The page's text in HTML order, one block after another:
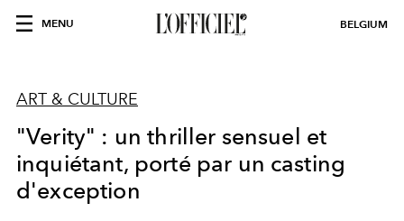
MENU BELGIUM
ART & CULTURE
"Verity" : un thriller sensuel et
inquiétant, porté par un casting
d'exception